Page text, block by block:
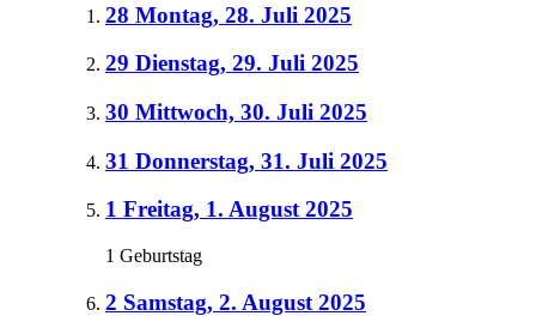
28 Montag, 28. Juli 2025
29 Dienstag, 29. Juli 2025
30 Mittwoch, 30. Juli 2025
31 Donnerstag, 31. Juli 2025
1 Freitag, 1. August 2025
1 Geburtstag
2 Samstag, 2. August 2025